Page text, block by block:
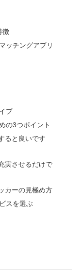
徴
ッチングアプリ
プ
の3つポイント
ると良いです
実させるだけで
カーの見極め方
スを選ぶ